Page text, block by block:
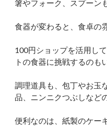
箸やフォーク、スプーン
食器が変わると、食卓の
100円ショップを活用し
トの食器に挑戦するのも
調理道具も、包丁やお玉
品、ニンニクつぶしなど
便利なのは、紙製のケー